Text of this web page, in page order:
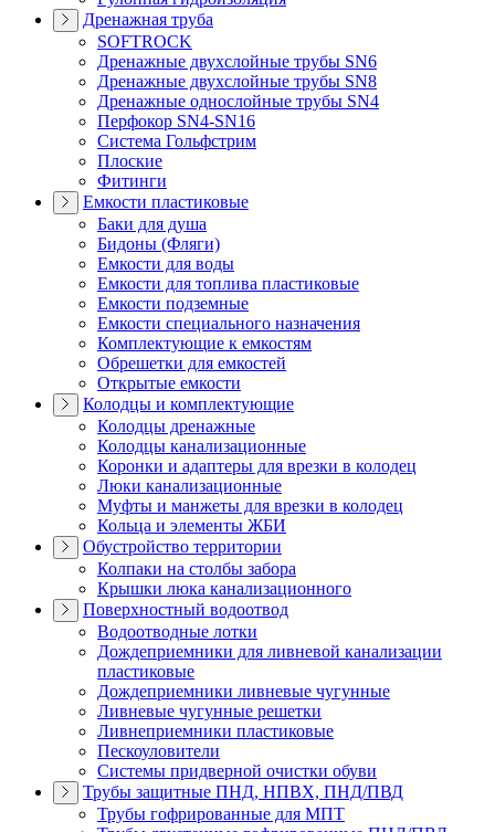
Дренажная труба
SOFTROCK
Дренажные двухслойные трубы SN6
Дренажные двухслойные трубы SN8
Дренажные однослойные трубы SN4
Перфокор SN4-SN16
Система Гольфстрим
Плоские
Фитинги
Емкости пластиковые
Баки для душа
Бидоны (Фляги)
Емкости для воды
Емкости для топлива пластиковые
Емкости подземные
Емкости специального назначения
Комплектующие к емкостям
Обрешетки для емкостей
Открытые емкости
Колодцы и комплектующие
Колодцы дренажные
Колодцы канализационные
Коронки и адаптеры для врезки в колодец
Люки канализационные
Муфты и манжеты для врезки в колодец
Кольца и элементы ЖБИ
Обустройство территории
Колпаки на столбы забора
Крышки люка канализационного
Поверхностный водоотвод
Водоотводные лотки
Дождеприемники для ливневой канализации
пластиковые
Дождеприемники ливневые чугунные
Ливневые чугунные решетки
Ливнеприемники пластиковые
Пескоуловители
Системы придверной очистки обуви
Трубы защитные ПНД, НПВХ, ПНД/ПВД
Трубы гофрированные для МПТ